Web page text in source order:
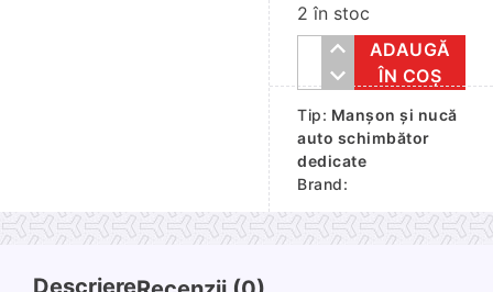
2 în stoc
Cantitate
schimbator
viteze
+
Bmw
ADAUGĂ
ÎN COȘ
Tip: Manșon și nucă
auto schimbător
dedicate
Brand:
Descriere